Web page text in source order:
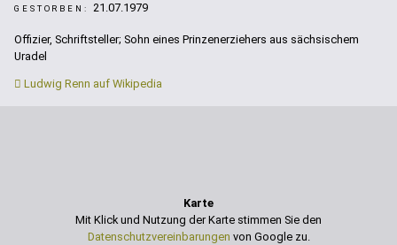
GESTORBEN: 21.07.1979
Offizier, Schriftsteller; Sohn eines Prinzenerziehers aus sächsischem
Uradel
Ludwig Renn auf Wikipedia
Karte
Mit Klick und Nutzung der Karte stimmen Sie den
Datenschutzvereinbarungen von Google zu.